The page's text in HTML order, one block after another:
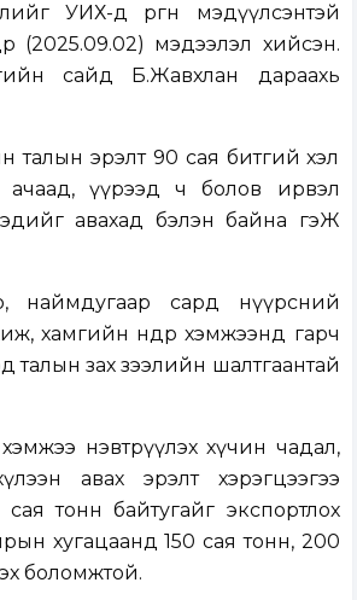
УИХ-д өргөн мэдүүлсэнтэй
(2025.09.02) мэдээлэл хийсэн.
сайд Б.Жавхлан дараахь
талын эрэлт 90 сая битгий хэл
ачаад, үүрээд ч болов ирвэл
авахад бэлэн байна гэЖ
наймдугаар сард нүүрсний
хамгийн өндөр хэмжээнд гарч
талын зах зээлийн шалтгаантай
нэвтрүүлэх хүчин чадал,
авах эрэлт хэрэгцээгээ
тонн байтугайг экспортлох
хугацаанд 150 сая тонн, 200
боломжтой.